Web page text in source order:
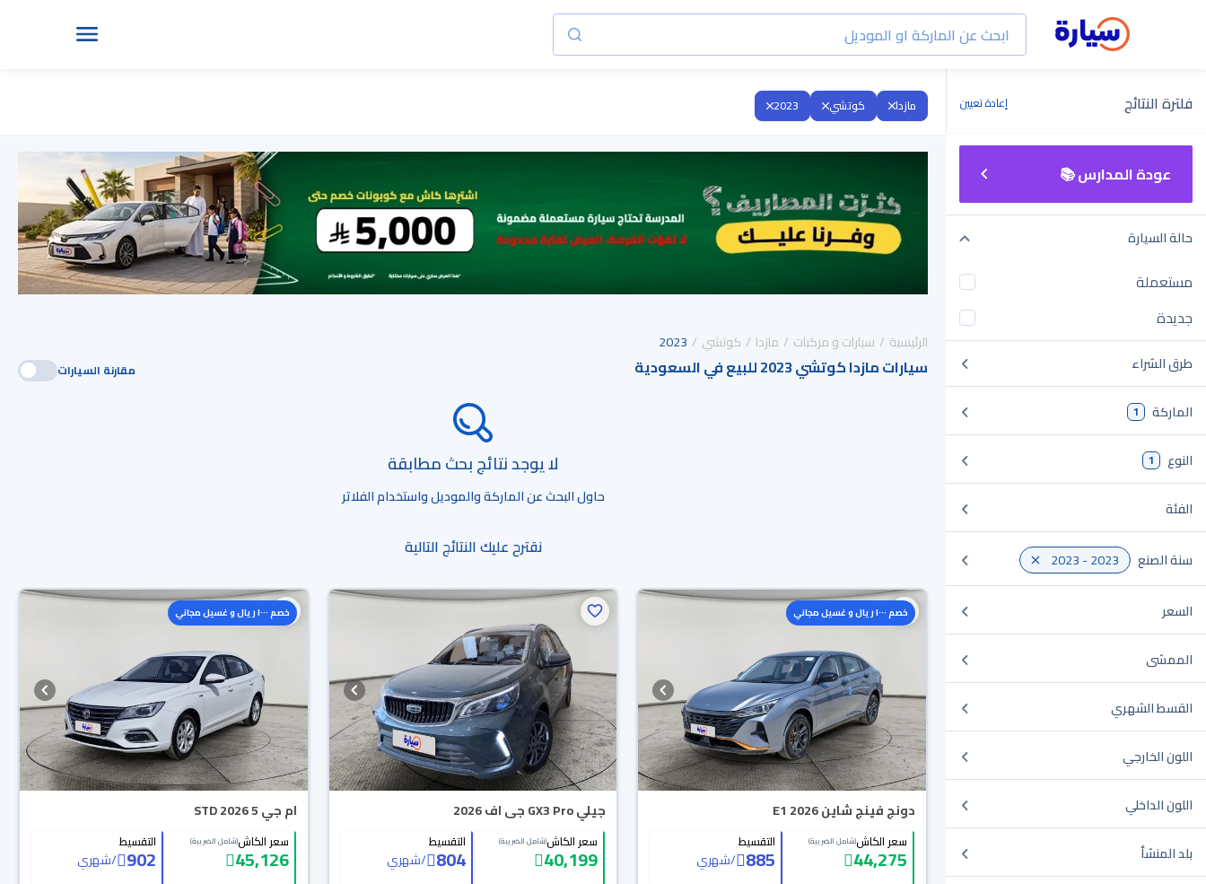
فلترة النتائج إعادة تعيين
عودة المدارس 📚
حالة السيارة
مستعملة
جديدة
طرق الشراء
الماركة 1
النوع 1
الفئة
سنة الصنع 2023 - 2023
السعر
الممشى
القسط الشهري
اللون الخارجي
اللون الداخلي
بلد المنشأ
مازدا كوتشي 2023
الرئيسية سيارات و مركبات مازدا كوتشي 2023
سيارات مازدا كوتشي 2023 للبيع في السعودية مقارنة السيارات
لا يوجد نتائج بحث مطابقة
حاول البحث عن الماركة والموديل واستخدام الفلاتر
نقترح عليك النتائج التالية
خصم ١٠٠٠ ريال و غسيل مجاني
دونج فينج شاين E1 2026
سعر الكاش(شامل الضريبة)
44,275
التقسيط
885
/شهري
جيلي GX3 Pro جى اف 2026
سعر الكاش(شامل الضريبة)
40,199
التقسيط
804
/شهري
خصم ١٠٠٠ ريال و غسيل مجاني
ام جي 5 STD 2026
سعر الكاش(شامل الضريبة)
45,126
التقسيط
902
/شهري